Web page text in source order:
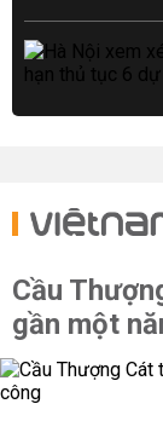
Cầu
gần một